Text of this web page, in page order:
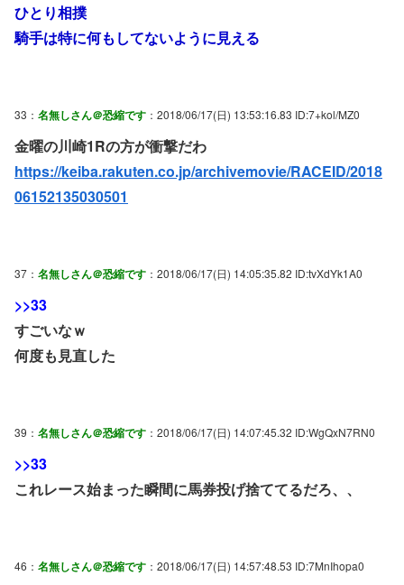
ひとり相撲
騎手は特に何もしてないように見える
33： 名無しさん＠恐縮です ：2018/06/17(日) 13:53:16.83 ID:7+kol/MZ0
金曜の川崎1Rの方が衝撃だわ
https://keiba.rakuten.co.jp/archivemovie/RACEID/2018
06152135030501
37： 名無しさん＠恐縮です ：2018/06/17(日) 14:05:35.82 ID:tvXdYk1A0
>>33
すごいなｗ
何度も見直した
39： 名無しさん＠恐縮です ：2018/06/17(日) 14:07:45.32 ID:WgQxN7RN0
>>33
これレース始まった瞬間に馬券投げ捨ててるだろ、、
46： 名無しさん＠恐縮です ：2018/06/17(日) 14:57:48.53 ID:7MnIhopa0